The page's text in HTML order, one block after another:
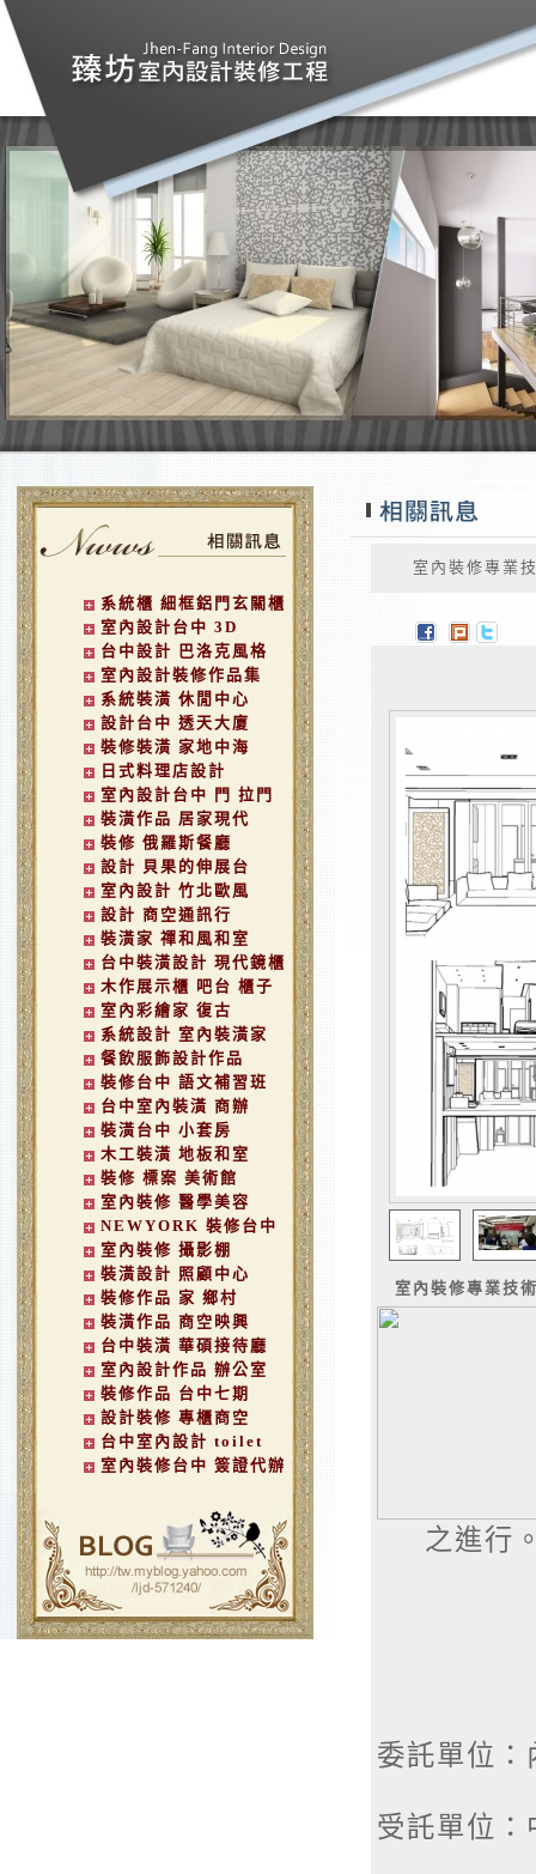
系統櫃 細框鋁門玄關櫃
室內設計台中 3D
台中設計 巴洛克風格
室內設計裝修作品集
系統裝潢 休閒中心
設計台中 透天大廈
裝修裝潢 家地中海
日式料理店設計
室內設計台中 門 拉門
裝潢作品 居家現代
裝修 俄羅斯餐廳
設計 貝果的伸展台
室內設計 竹北歐風
設計 商空通訊行
裝潢家 禪和風和室
台中裝潢設計 現代鏡櫃
木作展示櫃 吧台 櫃子
室內彩繪家 復古
系統設計 室內裝潢家
餐飲服飾設計作品
裝修台中 語文補習班
台中室內裝潢 商辦
裝潢台中 小套房
木工裝潢 地板和室
裝修 標案 美術館
室內裝修 醫學美容
NEWYORK 裝修台中
室內裝修 攝影棚
裝潢設計 照顧中心
裝修作品 家 鄉村
裝潢作品 商空映興
台中裝潢 華碩接待廳
室內設計作品 辦公室
裝修作品 台中七期
設計裝修 專櫃商空
台中室內設計 toilet
室內裝修台中 簽證代辦
室內裝修專業技
室內裝修專業技
之進行
委託單位：
受託單位